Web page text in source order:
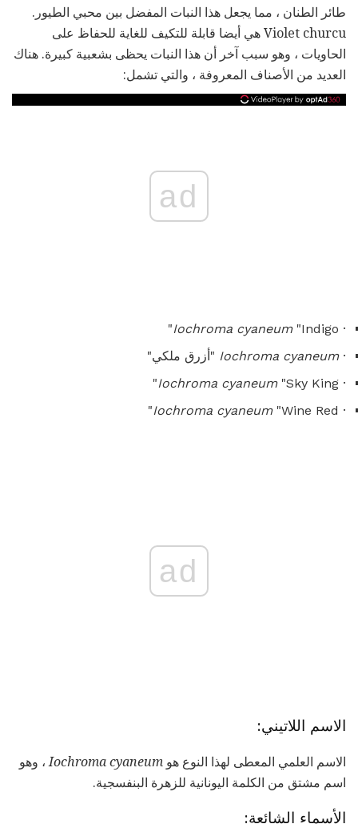
طائر الطنان ، مما يجعل هذا النبات المفضل بين محبي الطيور.
Violet churcu هي أيضا قابلة للتكيف للغاية للحفاظ على
الحاويات ، وهو سبب آخر أن هذا النبات يحظى بشعبية كبيرة. هناك
العديد من الأصناف المعروفة ، والتي تشمل:
ad
·
Iochroma cyaneum"Indigo"
·
Iochroma cyaneum "أزرق ملكي"
·
Iochroma cyaneum"Sky King"
·
Iochroma cyaneum"Wine Red"
ad
الاسم اللاتيني:
الاسم العلمي المعطى لهذا النوع هو Iochroma cyaneum ، وهو
اسم مشتق من الكلمة اليونانية للزهرة البنفسجية.
الأسماء الشائعة: